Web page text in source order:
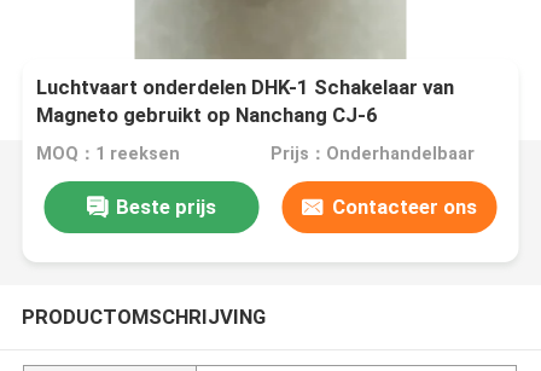
Luchtvaart onderdelen DHK-1 Schakelaar van
Magneto gebruikt op Nanchang CJ-6
MOQ：1 reeksen Prijs：Onderhandelbaar
Beste prijs Contacteer ons
PRODUCTOMSCHRIJVING